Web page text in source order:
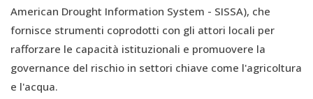
American Drought Information System - SISSA), che
fornisce strumenti coprodotti con gli attori locali per
rafforzare le capacità istituzionali e promuovere la
governance del rischio in settori chiave come l'agricoltura
e l'acqua.